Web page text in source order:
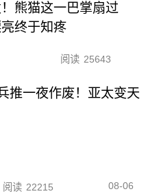
熊猫这一巴掌扇过
终于知疼
阅读 25643
推一夜作废！亚太变天
阅读 22215 08-06